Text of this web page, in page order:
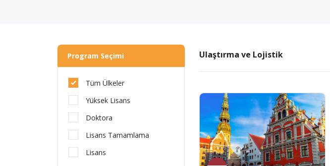
Program Seçimi
Tüm Ülkeler
Yüksek Lisans
Doktora
Lisans Tamamlama
Lisans
Ulaştırma ve Lojistik